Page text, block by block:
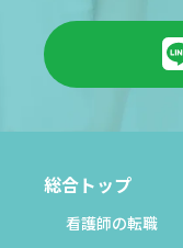
総合トップ
看護師の転職